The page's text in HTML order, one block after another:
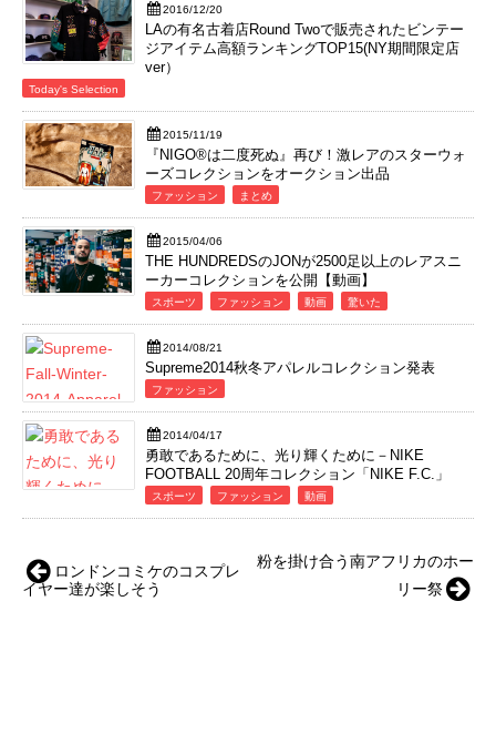
2016/12/20
LAの有名古着店Round Twoで販売されたビンテー
ジアイテム高額ランキングTOP15(NY期間限定店
ver）
Today's Selection
2015/11/19
『NIGO®は二度死ぬ』再び！激レアのスターウォ
ーズコレクションをオークション出品
ファッション まとめ
2015/04/06
THE HUNDREDSのJONが2500足以上のレアスニ
ーカーコレクションを公開【動画】
スポーツ ファッション 動画 驚いた
2014/08/21
Supreme2014秋冬アパレルコレクション発表
ファッション
2014/04/17
勇敢であるために、光り輝くために－NIKE
FOOTBALL 20周年コレクション「NIKE F.C.」
スポーツ ファッション 動画
粉を掛け合う南アフリカのホー
リー祭
ロンドンコミケのコスプレ
イヤー達が楽しそう